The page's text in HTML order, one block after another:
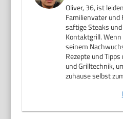
Oliver, 36, ist
Familienvater und
saftige Steaks
Kontaktgrill.
seinem
Rezepte und
und Grilltechnik,
zuhause selbst